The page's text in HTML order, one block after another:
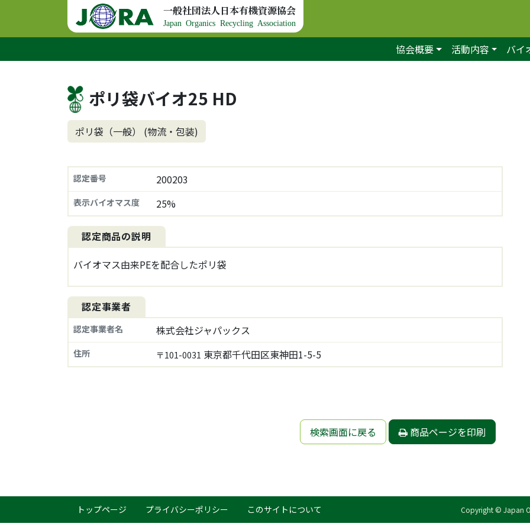
コンテンツへスキップ
メインナビゲーション
一般社団法人日本有機資源協会
Japan Organics Recycling Association
協会概要 活動内容 バイ
ポリ袋バイオ25 HD
ポリ袋（一般） (物流・包装)
認定番号 200203
表示バイオマス度 25%
認定商品の説明
バイオマス由来PEを配合したポリ袋
認定事業者
認定事業者名 株式会社ジャパックス
住所 〒101-0031 東京都千代田区東神田1-5-5
検索画面に戻る 商品ページを印刷
トップページ プライバシーポリシー このサイトについて Copyright © Japan